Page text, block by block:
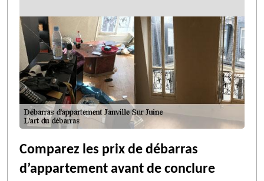
Comparez les prix de débarras
d’appartement avant de conclure